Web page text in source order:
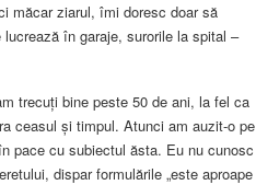
măcar ziarul, îmi doresc doar să
în garaje, surorile la spital –
trecuți bine peste 50 de ani, la fel ca
ceasul și timpul. Atunci am auzit-o pe
pace cu subiectul ăsta. Eu nu cunosc
dispar formulările „este aproape